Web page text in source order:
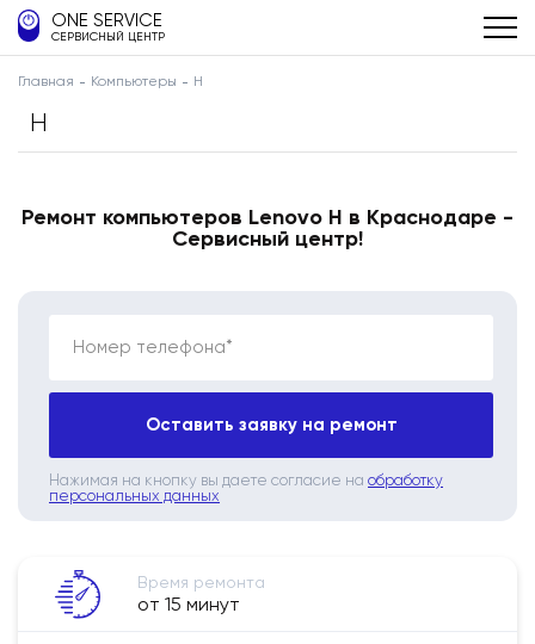
ONE SERVICE
СЕРВИСНЫЙ ЦЕНТР
Главная Компьютеры H
H
Ремонт компьютеров Lenovo H в Краснодаре -
Сервисный центр!
Номер телефона*
Оставить заявку на ремонт
Нажимая на кнопку вы даете согласие на обработку
персональных данных
Время ремонта
от 15 минут